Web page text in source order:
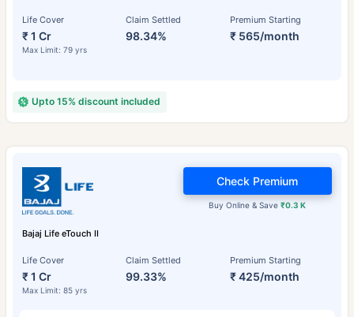
Life Cover
₹ 1 Cr
Max Limit: 79 yrs
Claim Settled
98.34%
Premium Starting
₹ 565/month
Upto 15% discount included
Bajaj Life eTouch II
Life Cover
₹ 1 Cr
Max Limit: 85 yrs
Claim Settled
99.33%
Premium Starting
₹ 425/month
Buy Online & Save₹0.3 K
Check Premium